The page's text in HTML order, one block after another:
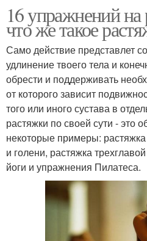
16 упражнений на
что же такое
Само действие представлет
удлинение твоего тела и
обрести и поддерживать
от которого зависит
того или иного сустава в
растяжки по своей сути - это
некоторые примеры:
и голени, растяжка
йоги и упражнения Пилатеса.